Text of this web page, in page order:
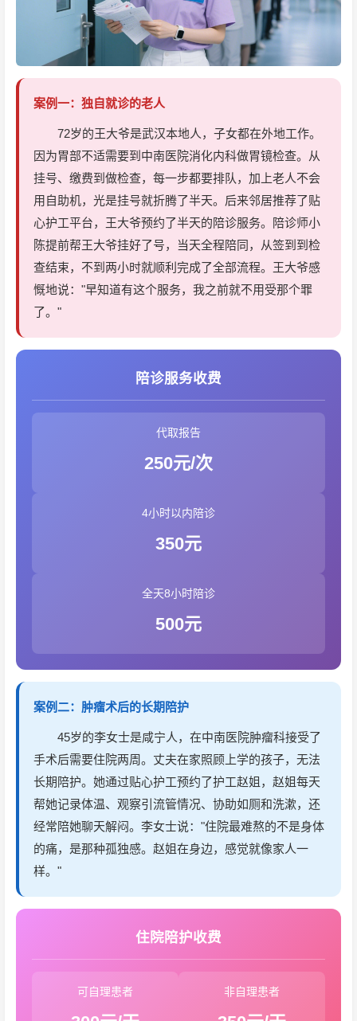
案例一：独自就诊的老人
72岁的王大爷是武汉本地人，子女都在外地工作。
因为胃部不适需要到中南医院消化内科做胃镜检查。从
挂号、缴费到做检查，每一步都要排队，加上老人不会
用自助机，光是挂号就折腾了半天。后来邻居推荐了贴
心护工平台，王大爷预约了半天的陪诊服务。陪诊师小
陈提前帮王大爷挂好了号，当天全程陪同，从签到到检
查结束，不到两小时就顺利完成了全部流程。王大爷感
慨地说："早知道有这个服务，我之前就不用受那个罪
了。"
陪诊服务收费
代取报告
250元/次
4小时以内陪诊
350元
全天8小时陪诊
500元
案例二：肿瘤术后的长期陪护
45岁的李女士是咸宁人，在中南医院肿瘤科接受了
手术后需要住院两周。丈夫在家照顾上学的孩子，无法
长期陪护。她通过贴心护工预约了护工赵姐，赵姐每天
帮她记录体温、观察引流管情况、协助如厕和洗漱，还
经常陪她聊天解闷。李女士说："住院最难熬的不是身体
的痛，是那种孤独感。赵姐在身边，感觉就像家人一
样。"
住院陪护收费
可自理患者 非自理患者